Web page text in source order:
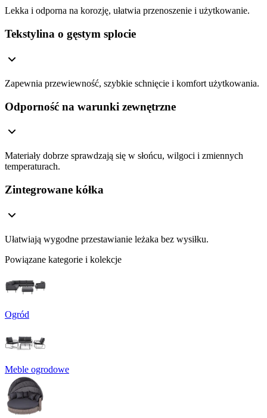
Lekka i odporna na korozję, ułatwia przenoszenie i użytkowanie.
Tekstylina o gęstym splocie
Zapewnia przewiewność, szybkie schnięcie i komfort użytkowania.
Odporność na warunki zewnętrzne
Materiały dobrze sprawdzają się w słońcu, wilgoci i zmiennych
temperaturach.
Zintegrowane kółka
Ułatwiają wygodne przestawianie leżaka bez wysiłku.
Powiązane kategorie i kolekcje
Ogród
Meble ogrodowe